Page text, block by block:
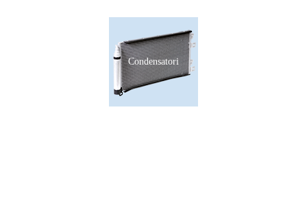
Condensatori